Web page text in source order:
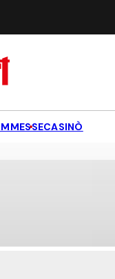
CASINÒ